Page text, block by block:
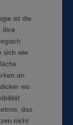
ist die
Ihre
sich wie
an
wo
das
nicht